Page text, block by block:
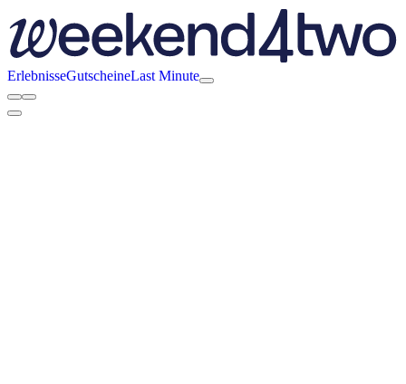
ErlebnisseGutscheineLast Minute